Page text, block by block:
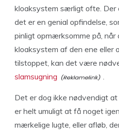
kloaksystem særligt ofte. Der
det er en genial opfindelse,
pinligt opmærksomme på, når
kloaksystem af den ene eller
tilstoppet, kan det være
slamsugning
.
Det er dog ikke nødvendigt
er helt umuligt at få noget
mærkelige lugte, eller afløb,